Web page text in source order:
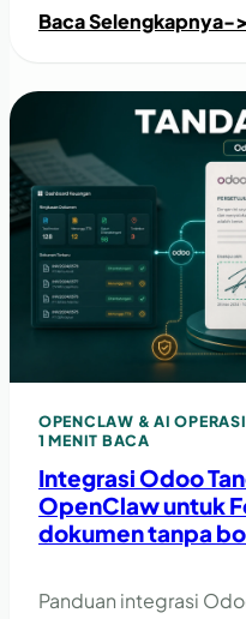
Baca Selengkapnya->
OPENCLAW & AI
1 MENIT BACA
Integrasi Odoo
OpenClaw untuk
dokumen tanpa
Panduan integrasi